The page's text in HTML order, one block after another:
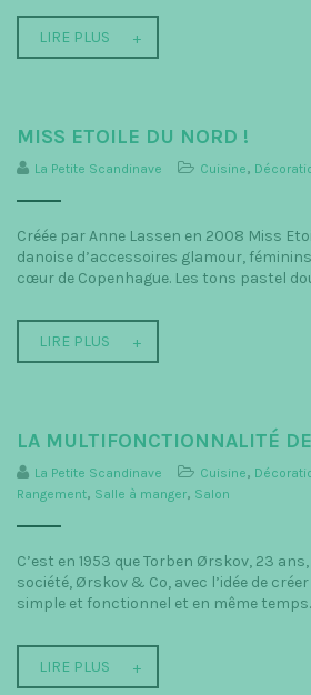
LIRE PLUS
MISS ETOILE DU NORD !
La Petite Scandinave Cuisine,
Créée par Anne Lassen en 2008 Miss
danoise d’accessoires glamour,
cœur de Copenhague. Les tons pastel
LIRE PLUS
LA MULTIFONCTIONNALITÉ
La Petite Scandinave Cuisine,
Rangement, Salle à manger, Salon
C’est en 1953 que Torben Ørskov, 23
société, Ørskov & Co, avec l’idée de
simple et fonctionnel et en même
LIRE PLUS